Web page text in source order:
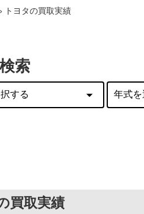
トヨタの買取実績
索
買取実績